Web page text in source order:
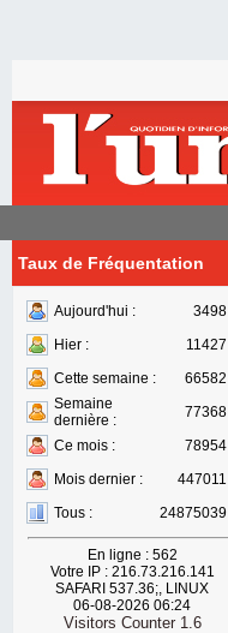
Taux de Fréquentation
Aujourd'hui :
3498
Hier :
11427
Cette semaine :
66582
Semaine
dernière :
77368
Ce mois :
78954
Mois dernier :
447011
Tous :
24875039
En ligne : 562
Votre IP : 216.73.216.141
SAFARI 537.36;, LINUX
06-08-2026 06:24
Visitors Counter 1.6